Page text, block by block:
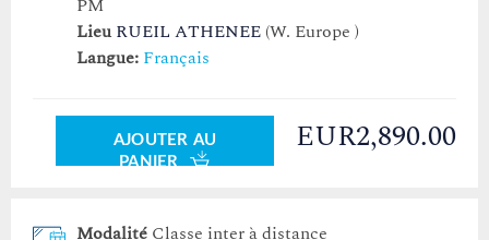
PM
Lieu RUEIL ATHENEE (W. Europe )
Langue: Français
AJOUTER AU
PANIER
EUR2,890.00
Modalité Classe inter à distance